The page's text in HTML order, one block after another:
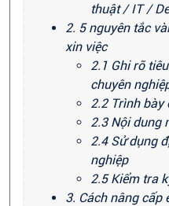
thuật / IT /
2. 5 nguyên tắc
xin việc
2.1 Ghi rõ
chuyên
2.2 Trình bày
2.3 Nội dung
2.4 Sử dụng
nghiệp
2.5 Kiểm tra
3. Cách nâng cấp